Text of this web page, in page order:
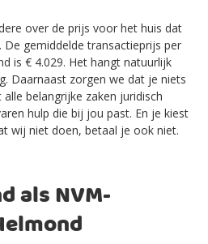
over de prijs voor het huis dat
gemiddelde transactieprijs per
is € 4.029. Het hangt natuurlijk
Daarnaast zorgen we dat je niets
belangrijke zaken juridisch
hulp die bij jou past. En je kiest
wij niet doen, betaal je ook niet.
als NVM-